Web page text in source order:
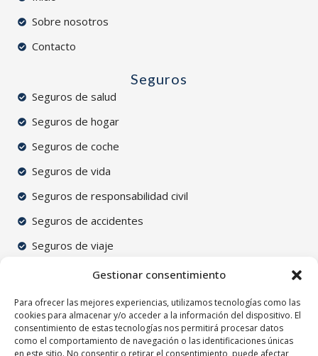
Gestionar consentimiento
Para ofrecer las mejores experiencias, utilizamos tecnologías como las
cookies para almacenar y/o acceder a la información del dispositivo. El
consentimiento de estas tecnologías nos permitirá procesar datos
como el comportamiento de navegación o las identificaciones únicas
en este sitio. No consentir o retirar el consentimiento, puede afectar
Sobre nosotros
Contacto
Seguros
Seguros de salud
Seguros de hogar
Seguros de coche
Seguros de vida
Seguros de responsabilidad civil
Seguros de accidentes
Seguros de viaje
Seguros de ciberriesgos
Seguros para particulares
Seguros para autónomos
Seguros para empresas